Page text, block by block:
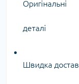
Оригінальні
деталі
Швидка